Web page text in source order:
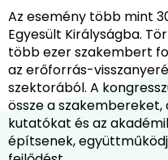
Az esemény több mint
Egyesült Királyságba.
több ezer szakembert
az erőforrás-
szektorából. A
össze a
kutatókat és az
építsenek,